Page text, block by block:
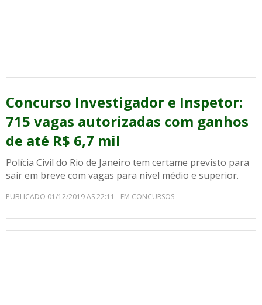
Concurso Investigador e Inspetor:
715 vagas autorizadas com ganhos
de até R$ 6,7 mil
Polícia Civil do Rio de Janeiro tem certame previsto para
sair em breve com vagas para nível médio e superior.
PUBLICADO 01/12/2019 AS 22:11 - EM CONCURSOS